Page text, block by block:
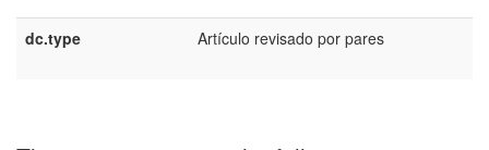
dc.type Artículo revisado por pares